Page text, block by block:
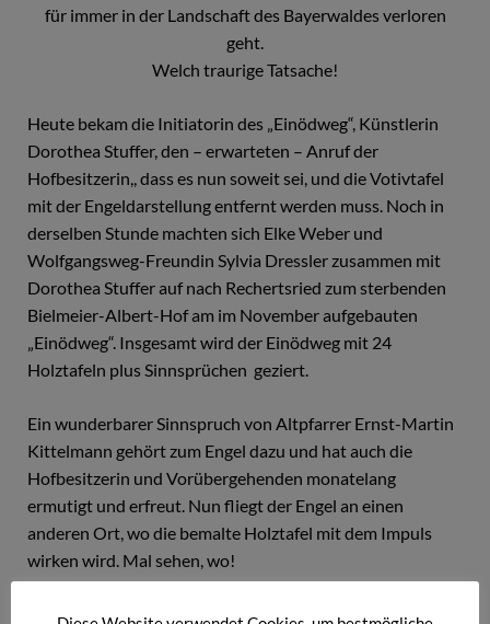
für immer in der Landschaft des Bayerwaldes verloren
geht.
Welch traurige Tatsache!
Heute bekam die Initiatorin des „Einödweg“, Künstlerin
Dorothea Stuffer, den – erwarteten – Anruf der
Hofbesitzerin,, dass es nun soweit sei, und die Votivtafel
mit der Engeldarstellung entfernt werden muss. Noch in
derselben Stunde machten sich Elke Weber und
Wolfgangsweg-Freundin Sylvia Dressler zusammen mit
Dorothea Stuffer auf nach Rechertsried zum sterbenden
Bielmeier-Albert-Hof am im November aufgebauten
„Einödweg“. Insgesamt wird der Einödweg mit 24
Holztafeln plus Sinnsprüchen geziert.
Ein wunderbarer Sinnspruch von Altpfarrer Ernst-Martin
Kittelmann gehört zum Engel dazu und hat auch die
Hofbesitzerin und Vorübergehenden monatelang
ermutigt und erfreut. Nun fliegt der Engel an einen
anderen Ort, wo die bemalte Holztafel mit dem Impuls
wirken wird. Mal sehen, wo!